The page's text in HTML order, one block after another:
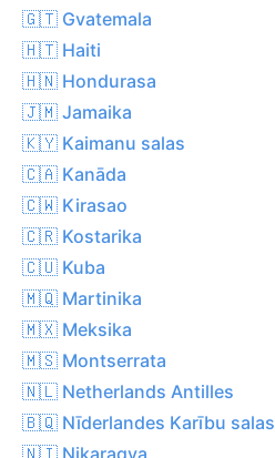
🇬🇹 Gvatemala
🇭🇹 Haiti
🇭🇳 Hondurasa
🇯🇲 Jamaika
🇰🇾 Kaimanu salas
🇨🇦 Kanāda
🇨🇼 Kirasao
🇨🇷 Kostarika
🇨🇺 Kuba
🇲🇶 Martinika
🇲🇽 Meksika
🇲🇸 Montserrata
🇳🇱 Netherlands Antilles
🇧🇶 Nīderlandes Karību salas
🇳🇮 Nikaragva